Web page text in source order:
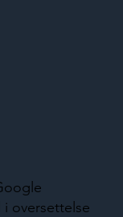
oversettelse